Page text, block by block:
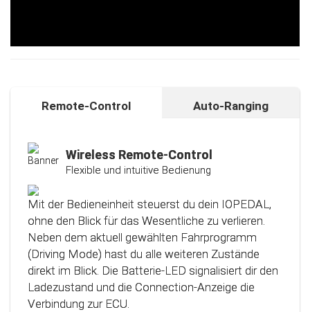
Remote-Control Auto-Ranging
Wireless Remote-Control
Flexible und intuitive Bedienung
Mit der Bedieneinheit steuerst du dein IOPEDAL,
ohne den Blick für das Wesentliche zu verlieren.
Neben dem aktuell gewählten Fahrprogramm
(Driving Mode) hast du alle weiteren Zustände
direkt im Blick. Die Batterie-LED signalisiert dir den
Ladezustand und die Connection-Anzeige die
Verbindung zur ECU.
Kalibrierungsfunktion
Das Steuergerät (ECU) verfügt über eine
intelligente Kalibrierfunktion. Direkt nach dem
Einbau des IOPEDAL werden alle notwendigen
Informationen des Gaspedals automatisch
analysiert und zu einem optimierten individuellen
Kennfeld verarbeitet. Dadurch werden die
einzelnen Fahrmodi (Fahrprogramme)
automatisch an die Charakteristik des Gaspedals